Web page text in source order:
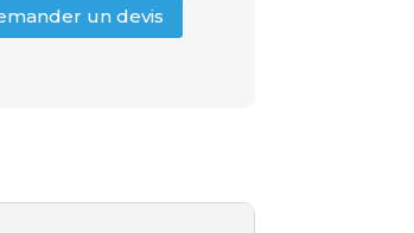
un devis